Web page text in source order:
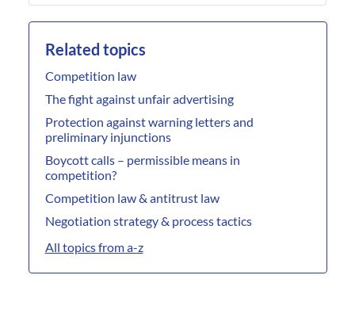
Related topics
Competition law
The fight against unfair advertising
Protection against warning letters and
preliminary injunctions
Boycott calls – permissible means in
competition?
Competition law & antitrust law
Negotiation strategy & process tactics
All topics from a-z